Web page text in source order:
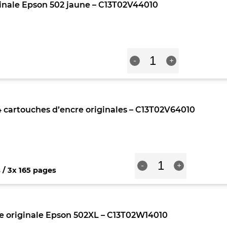
502
Epson 502 jaune – C13T02V44010
-
de
d'encre
502
+
cartouches d’encre originales – C13T02V64010
/ 3x 165 pages -
de
502
4
+
Epson 502XL – C13T02W14010